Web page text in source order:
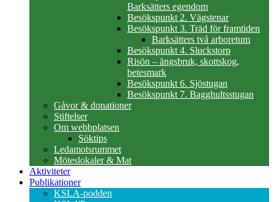
Barksätters egendom
Besökspunkt 2. Vägstenar
Besökspunkt 3. Träd för framtiden
Barksätters två arboretum
Besökspunkt 4. Sluckstorp
Risön – ängsbruk, skottskog,
betesmark
Besökspunkt 6. Sjöstugan
Besökspunkt 7. Bagghultsstugan
Gåvor & donationer
Stiftelser
Om webbplatsen
Söktips
Ledamotsrummet
Möteslokaler & Mat
Aktiviteter
Publikationer
KSLA-podden